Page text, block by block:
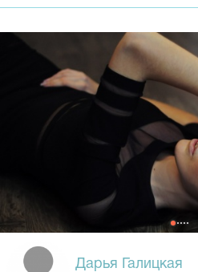
Дарья Галицкая